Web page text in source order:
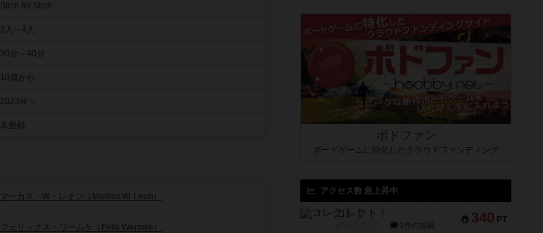
Stich für Stich
3人～4人
30分～40分
10歳から
2023年～
未登録
マーカス・W・レオン（Markus W. Leon）
フェリックス・ワームケ（Felix Wermke）
ボドファン
ボードゲームに特化したクラウドファンディング
アクセス数 急上昇中
340 PT
コレクト！
1件の投稿